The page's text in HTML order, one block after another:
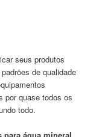
seus produtos
de qualidade
por quase todos os
todo.